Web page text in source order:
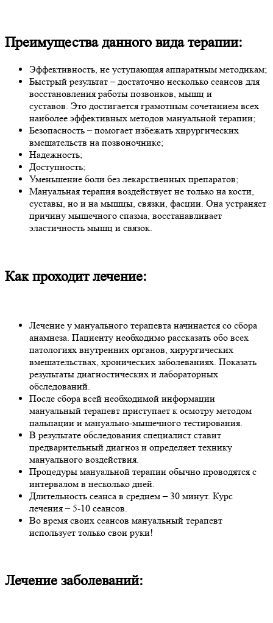
Преимущества данного вида терапии:
Эффективность, не уступающая аппаратным методикам;
Быстрый результат – достаточно несколько сеансов для
восстановления работы позвонков, мышц и
суставов. Это достигается грамотным сочетанием всех
наиболее эффективных методов мануальной терапии;
Безопасность – помогает избежать хирургических
вмешательств на позвоночнике;
Надежность;
Доступность;
Уменьшение боли без лекарственных препаратов;
Мануальная терапия воздействует не только на кости,
суставы, но и на мышцы, связки, фасции. Она устраняет
причину мышечного спазма, восстанавливает
эластичность мышц и связок.
Как проходит лечение:
Лечение у мануального терапевта начинается со сбора
анамнеза. Пациенту необходимо рассказать обо всех
патологиях внутренних органов, хирургических
вмешательствах, хронических заболеваниях. Показать
результаты диагностических и лабораторных
обследований.
После сбора всей необходимой информации
мануальный терапевт приступает к осмотру методом
пальпации и мануально-мышечного тестирования.
В результате обследования специалист ставит
предварительный диагноз и определяет технику
мануального воздействия.
Процедуры мануальной терапии обычно проводятся с
интервалом в несколько дней.
Длительность сеанса в среднем – 30 минут. Курс
лечения – 5-10 сеансов.
Во время своих сеансов мануальный терапевт
использует только свои руки!
Лечение заболеваний: